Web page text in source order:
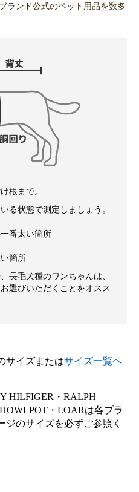
ランド公式のペット用品を数多
根まで。
る状態で測定しましょう。
番太い箇所
箇所
長毛犬種のワンちゃんは、
選びいただくことをオスス
サイズまたはサイズ一覧ペ
HILFIGER・RALPH
・LOARは各ブラ
ジのサイズを必ずご参照く